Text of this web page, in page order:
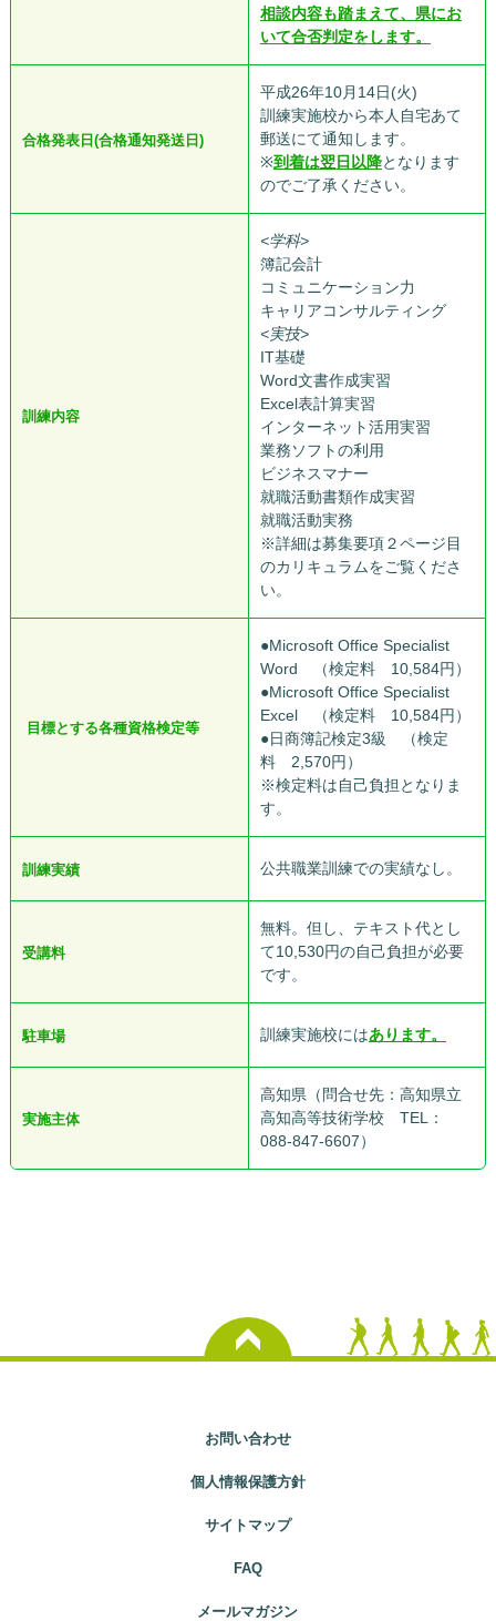
相談内容も踏まえて、県にお
いて合否判定をします。
合格発表日(合格通知発送日)
平成26年10月14日(火)
訓練実施校から本人自宅あて
郵送にて通知します。
※到着は翌日以降となります
のでご了承ください。
訓練内容
<学科>
簿記会計
コミュニケーション力
キャリアコンサルティング
<実技>
IT基礎
Word文書作成実習
Excel表計算実習
インターネット活用実習
業務ソフトの利用
ビジネスマナー
就職活動書類作成実習
就職活動実務
※詳細は募集要項２ページ目
のカリキュラムをご覧くださ
い。
目標とする各種資格検定等
●Microsoft Office Specialist
Word （検定料 10,584円）
●Microsoft Office Specialist
Excel （検定料 10,584円）
●日商簿記検定3級 （検定
料 2,570円）
※検定料は自己負担となりま
す。
訓練実績 公共職業訓練での実績なし。
受講料
無料。但し、テキスト代とし
て10,530円の自己負担が必要
です。
駐車場 訓練実施校にはあります。
実施主体
高知県（問合せ先：高知県立
高知高等技術学校 TEL：
088-847-6607）
お問い合わせ
個人情報保護方針
サイトマップ
FAQ
メールマガジン